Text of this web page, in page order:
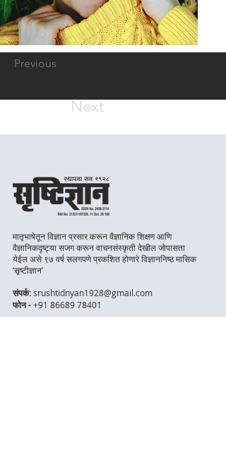
Previous
Next
मातृभाषेतून विज्ञान प्रसार करून वैज्ञानिक शिक्षण आणि
वैज्ञानिकदृष्ट्या सजग करून वाचनसंस्कृती देखील जोपासता
येईल असे ९७ वर्ष सलगपणे प्रकशित होणारे विज्ञाननिष्ठ मासिक
‘सृष्टीज्ञान’
संपर्क:srushtidnyan1928@gmail.com
फोन -+91 86689 78401